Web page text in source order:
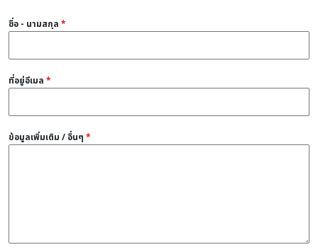
ชื่อ - นามสกุล *
ที่อยู่อีเมล *
ข้อมูลเพิ่มเติม / อื่นๆ *